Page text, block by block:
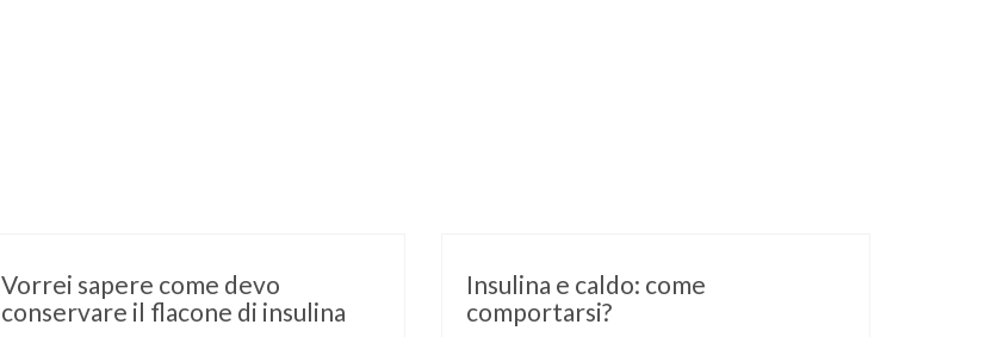
Vorrei sapere come devo
conservare il flacone di insulina
Insulina e caldo: come
comportarsi?